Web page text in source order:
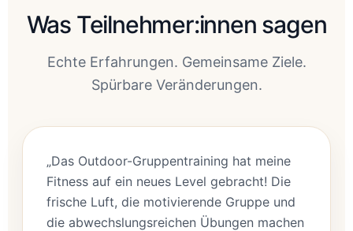
Was Teilnehmer:innen sagen
Echte Erfahrungen. Gemeinsame Ziele.
Spürbare Veränderungen.
„Das Outdoor-Gruppentraining hat meine
Fitness auf ein neues Level gebracht! Die
frische Luft, die motivierende Gruppe und
die abwechslungsreichen Übungen machen